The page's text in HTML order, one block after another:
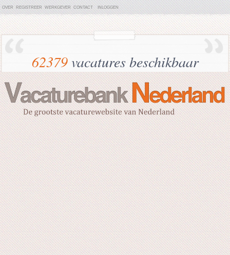
OVER REGISTREER WERKGEVER CONTACT INLOGGEN
62379vacatures beschikbaar